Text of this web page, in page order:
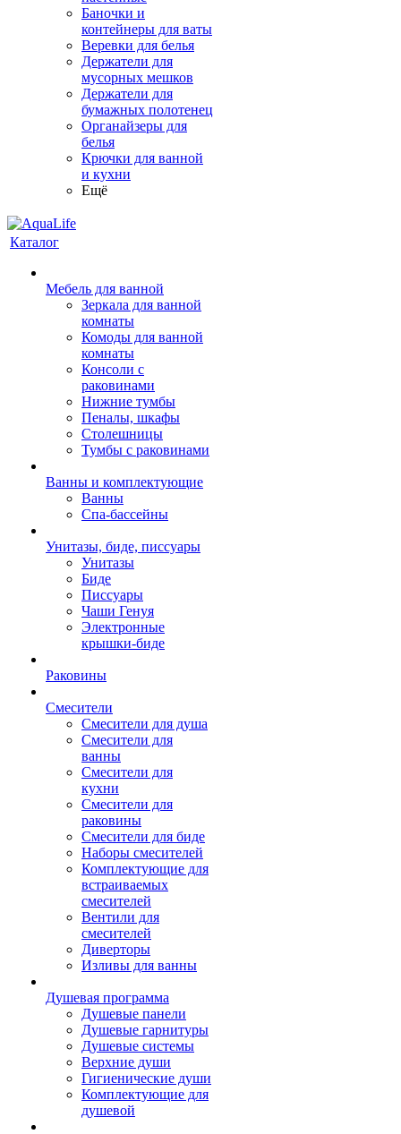
Баночки и
контейнеры для ваты
Веревки для белья
Держатели для
мусорных мешков
Держатели для
бумажных полотенец
Органайзеры для
белья
Крючки для ванной
и кухни
Ещё
Каталог
Мебель для ванной
Зеркала для ванной
комнаты
Комоды для ванной
комнаты
Консоли с
раковинами
Нижние тумбы
Пеналы, шкафы
Столешницы
Тумбы с раковинами
Ванны и комплектующие
Ванны
Спа-бассейны
Унитазы, биде, писсуары
Унитазы
Биде
Писсуары
Чаши Генуя
Электронные
крышки-биде
Раковины
Смесители
Смесители для душа
Смесители для
ванны
Смесители для
кухни
Смесители для
раковины
Смесители для биде
Наборы смесителей
Комплектующие для
встраиваемых
смесителей
Вентили для
смесителей
Диверторы
Изливы для ванны
Душевая программа
Душевые панели
Душевые гарнитуры
Душевые системы
Верхние души
Гигиенические души
Комплектующие для
душевой